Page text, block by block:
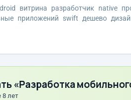
витрина разработчик native
приложений swift дешево
«Разработка
8 лет